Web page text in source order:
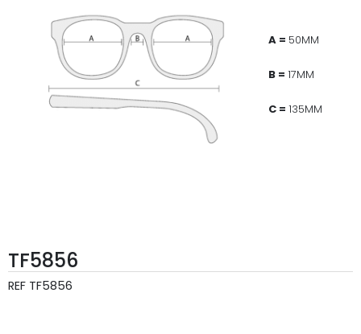
A = 50MM
B = 17MM
C = 135MM
TF5856
REF TF5856